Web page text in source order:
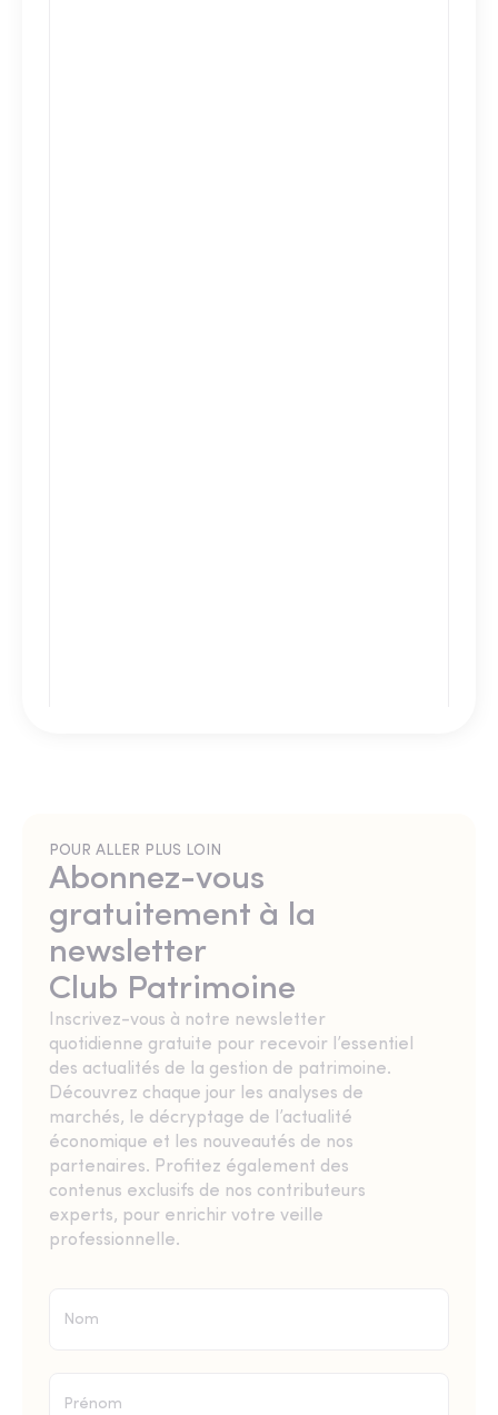
POUR ALLER PLUS LOIN
Abonnez-vous
gratuitement à la
newsletter
Club Patrimoine
Inscrivez-vous à notre newsletter
quotidienne gratuite pour recevoir l’essentiel
des actualités de la gestion de patrimoine.
Découvrez chaque jour les analyses de
marchés, le décryptage de l’actualité
économique et les nouveautés de nos
partenaires. Profitez également des
contenus exclusifs de nos contributeurs
experts, pour enrichir votre veille
professionnelle.